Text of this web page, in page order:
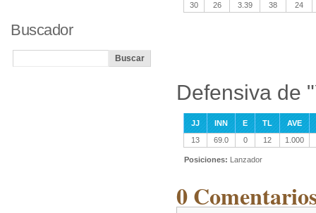
30
26 3.39 38 24
Defensiva de
JJ INN E TL
AVE
13
69.0 0 12 1.000
Posiciones: Lanzador
0
Buscador